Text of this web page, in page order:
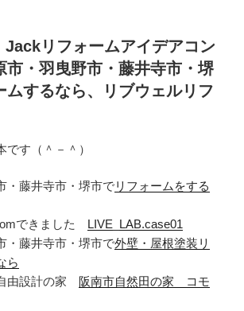
リフォームアイデアコン
・羽曳野市・藤井寺市・堺
するなら、リブウェルリフ
です（＾－＾）
・藤井寺市・堺市でリフォームをする
できました LIVE_LAB.case01
・藤井寺市・堺市で外壁・屋根塗装リ
ら
由設計の家 阪南市自然田の家 コモ